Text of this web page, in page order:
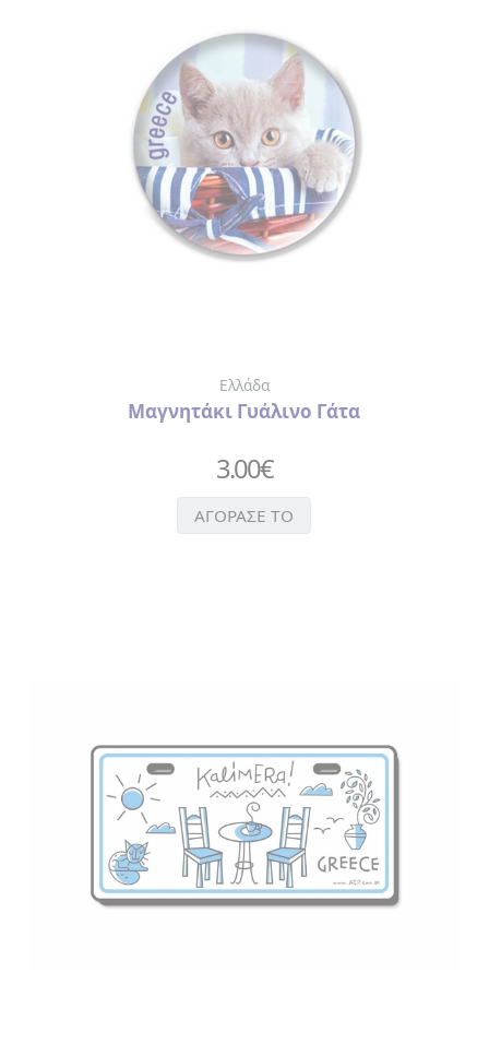
Ελλάδα
Μαγνητάκι Γυάλινο Γάτα
3.00€
ΑΓΟΡΑΣΕ ΤΟ